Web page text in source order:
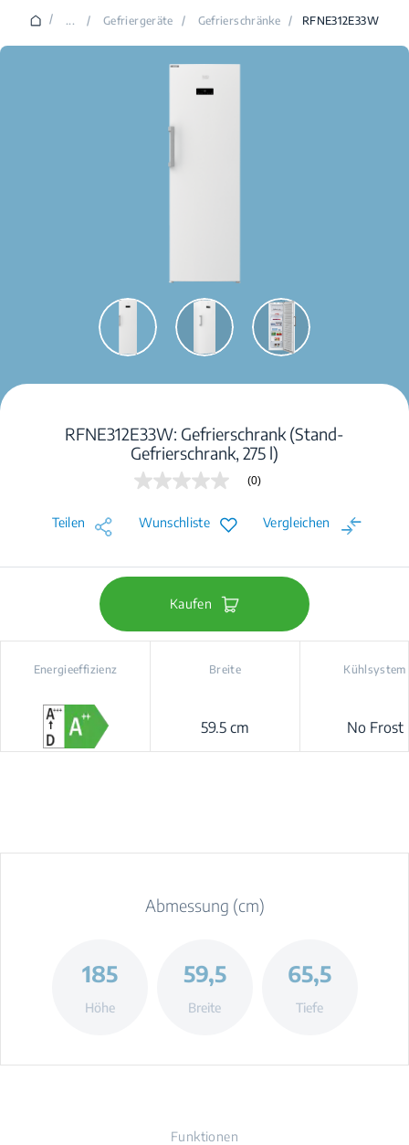
/ ... / Gefriergeräte / Gefrierschränke / RFNE312E33W
RFNE312E33W: Gefrierschrank (Stand-
Gefrierschrank, 275 l)
Kein
Link
auf
(0)
Teilen Wunschliste Vergleichen
Kaufen
Energieeffizienz Breite
59.5 cm
Kühlsystem
No Frost
Abmessung (cm)
185
Höhe
59,5
Breite
65,5
Tiefe
Funktionen